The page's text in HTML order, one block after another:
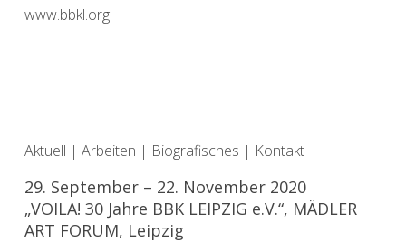
www.bbkl.org
Aktuell | Arbeiten | Biografisches | Kontakt
29. September – 22. November 2020
„VOILA! 30 Jahre BBK LEIPZIG e.V.“, MÄDLER
ART FORUM, Leipzig